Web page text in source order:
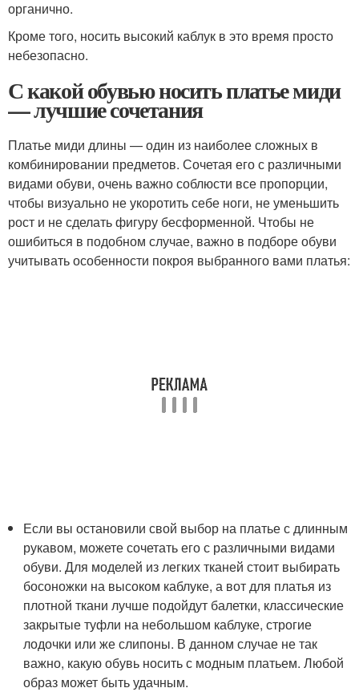
органично.
Кроме того, носить высокий каблук в это время просто
небезопасно.
С какой обувью носить платье миди
— лучшие сочетания
Платье миди длины — один из наиболее сложных в
комбинировании предметов. Сочетая его с различными
видами обуви, очень важно соблюсти все пропорции,
чтобы визуально не укоротить себе ноги, не уменьшить
рост и не сделать фигуру бесформенной. Чтобы не
ошибиться в подобном случае, важно в подборе обуви
учитывать особенности покроя выбранного вами платья:
Если вы остановили свой выбор на платье с длинным
рукавом, можете сочетать его с различными видами
обуви. Для моделей из легких тканей стоит выбирать
босоножки на высоком каблуке, а вот для платья из
плотной ткани лучше подойдут балетки, классические
закрытые туфли на небольшом каблуке, строгие
лодочки или же слипоны. В данном случае не так
важно, какую обувь носить с модным платьем. Любой
образ может быть удачным.